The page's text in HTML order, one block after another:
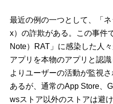
最近の例の一つとして、「
x）の詐欺がある。この事件
Note）RAT」に感染した人
アプリを本物のアプリと認
よりユーザーの活動が監視
あるが、通常のApp Store、
wsストア以外のストアは避